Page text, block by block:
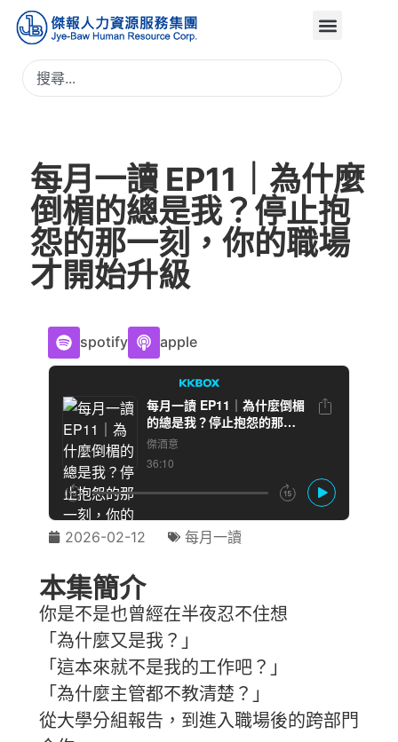
每月一讀 EP11｜為什麼
倒楣的總是我？停止抱
怨的那一刻，你的職場
才開始升級
spotify apple
2026-02-12 每月一讀
本集簡介
你是不是也曾經在半夜忍不住想
「為什麼又是我？」
「這本來就不是我的工作吧？」
「為什麼主管都不教清楚？」
從大學分組報告，到進入職場後的跨部門